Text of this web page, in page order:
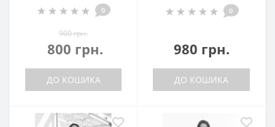
0
900 грн.
800 грн.
ДО КОШИКА
0
980 грн.
ДО КОШИКА